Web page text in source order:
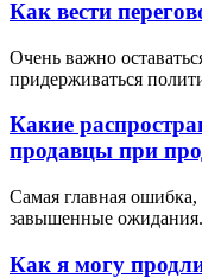
Как вести
Очень важно
придерживаться
Какие
продавцы при
Самая главная
завышенные ожидания.
Как я могу